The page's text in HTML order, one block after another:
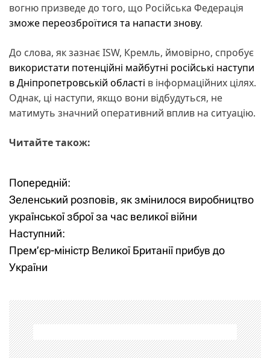
вогню призведе до того, що Російська Федерація
зможе переозброїтися та напасти знову.
До слова, як зазнає ISW, Кремль, ймовірно, спробує
використати потенційні майбутні російські наступи
в Дніпропетровській області в інформаційних цілях.
Однак, ці наступи, якщо вони відбудуться, не
матимуть значний оперативний вплив на ситуацію.
Читайте також:
Н
а
в
і
а
ц
Попередній:
Зеленський розповів, як змінилося виробництво
української зброї за час великої війни
Наступний:
Прем’єр-міністр Великої Британії прибув до
України